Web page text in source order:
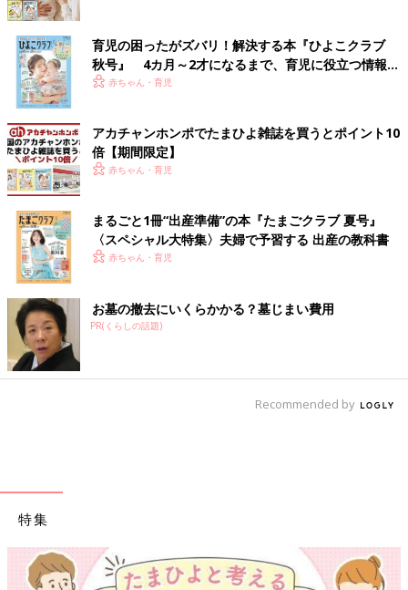
育児の困ったがズバリ！解決する本『ひよこクラブ
秋号』 4カ月～2才になるまで、育児に役立つ情報が
いっぱい！
赤ちゃん・育児
アカチャンホンポでたまひよ雑誌を買うとポイント10
倍【期間限定】
赤ちゃん・育児
まるごと1冊“出産準備”の本『たまごクラブ 夏号』
〈スペシャル大特集〉夫婦で予習する 出産の教科書
赤ちゃん・育児
お墓の撤去にいくらかかる？墓じまい費用
PR(くらしの話題)
Recommended by
特集